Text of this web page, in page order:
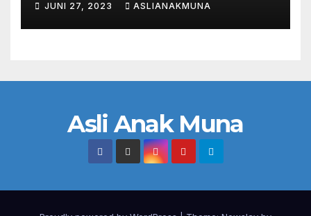
JUNI 27, 2023 ASLIANAKMUNA
Asli Anak Muna